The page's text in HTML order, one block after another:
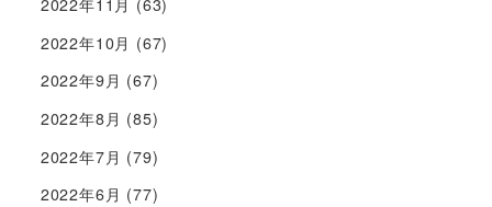
2022年11月 (63)
2022年10月 (67)
2022年9月 (67)
2022年8月 (85)
2022年7月 (79)
2022年6月 (77)